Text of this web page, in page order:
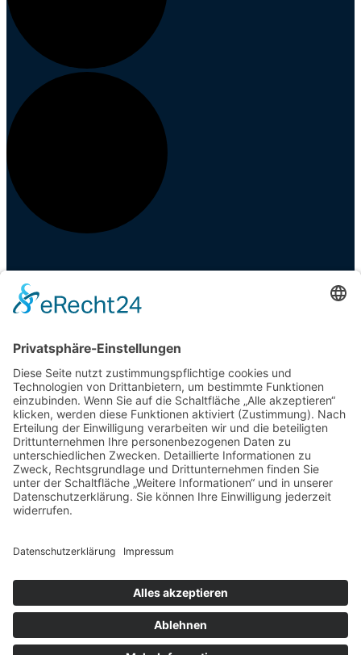
Veranstaltungen
Shop
Über uns
Newsletter
AGB
Zahlung und Versand
Impressum
Kontakt
, All Rights Reserved